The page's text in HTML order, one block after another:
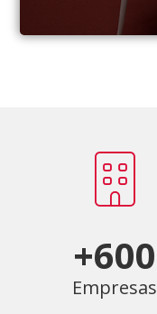
+600
Empresas